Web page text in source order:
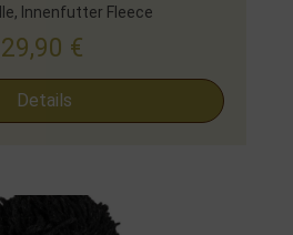
Innenfutter Fleece
29,90 €
Details